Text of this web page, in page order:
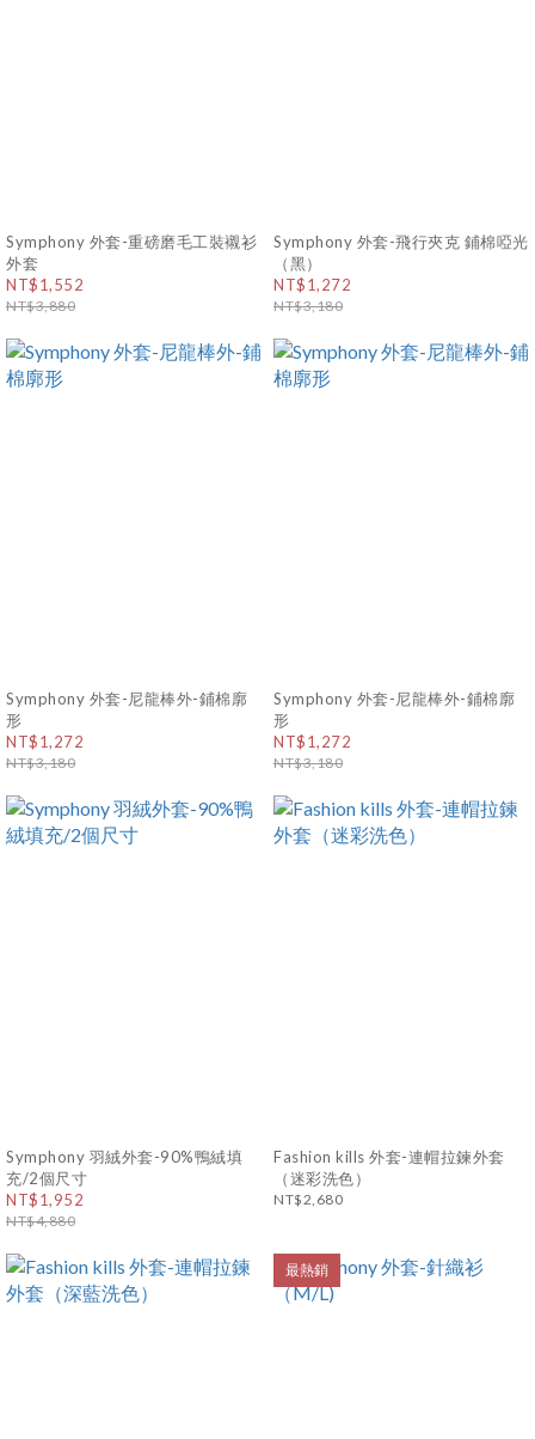
Symphony 外套-重磅磨毛工裝襯衫
外套
NT$1,552
NT$3,880
Symphony 外套-飛行夾克 鋪棉啞光
（黑）
NT$1,272
NT$3,180
Symphony 外套-尼龍棒外-鋪棉廓
形
NT$1,272
NT$3,180
Symphony 外套-尼龍棒外-鋪棉廓
形
NT$1,272
NT$3,180
Symphony 羽絨外套-90%鴨絨填
充/2個尺寸
NT$1,952
NT$4,880
Fashion kills 外套-連帽拉鍊外套
（迷彩洗色）
NT$2,680
最熱銷